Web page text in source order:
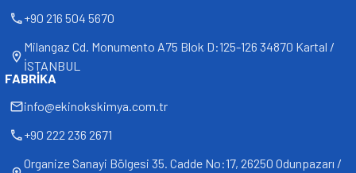
+90 216 504 5670
Milangaz Cd. Monumento A75 Blok D:125-126 34870 Kartal /
İSTANBUL
FABRIKA
info@ekinokskimya.com.tr
+90 222 236 2671
Organize Sanayi Bölgesi 35. Cadde No:17, 26250 Odunpazarı /